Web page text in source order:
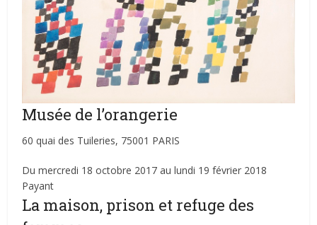
Musée de l’orangerie
60 quai des Tuileries, 75001 PARIS
Du mercredi 18 octobre 2017 au lundi 19 février 2018
Payant
La maison, prison et refuge des